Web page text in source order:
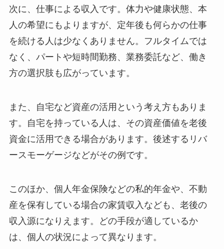
次に、仕事による収入です。体力や健康状態、本
人の希望にもよりますが、定年後も何らかの仕事
を続ける人は少なくありません。フルタイムでは
なく、パートや短時間勤務、業務委託など、働き
方の選択肢も広がっています。
また、自宅など資産の活用という考え方もありま
す。自宅を持っている人は、その資産価値を老後
資金に活用できる場合があります。後述するリバ
ースモーゲージなどがその例です。
このほか、個人年金保険などの私的年金や、不動
産を保有している場合の家賃収入なども、老後の
収入源になりえます。どの手段が適しているか
は、個人の状況によって異なります。